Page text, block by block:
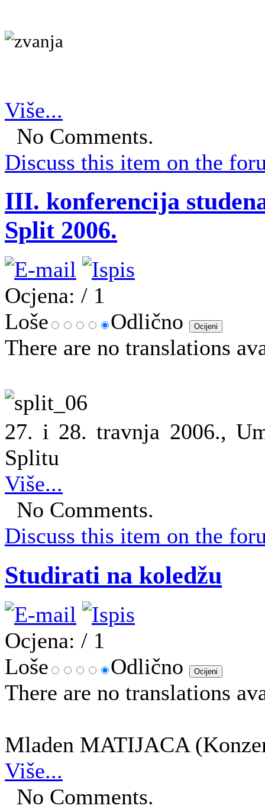
Više...
No Comments.
Discuss this item on the
III. konferencija
Split 2006.
Ocjena: / 1
Loše
Odlično
There are no translations
27. i 28. travnja 2006.,
Splitu
Više...
No Comments.
Discuss this item on the
Studirati na koledžu
Ocjena: / 1
Loše
Odlično
There are no translations
Mladen MATIJACA
Više...
No Comments.